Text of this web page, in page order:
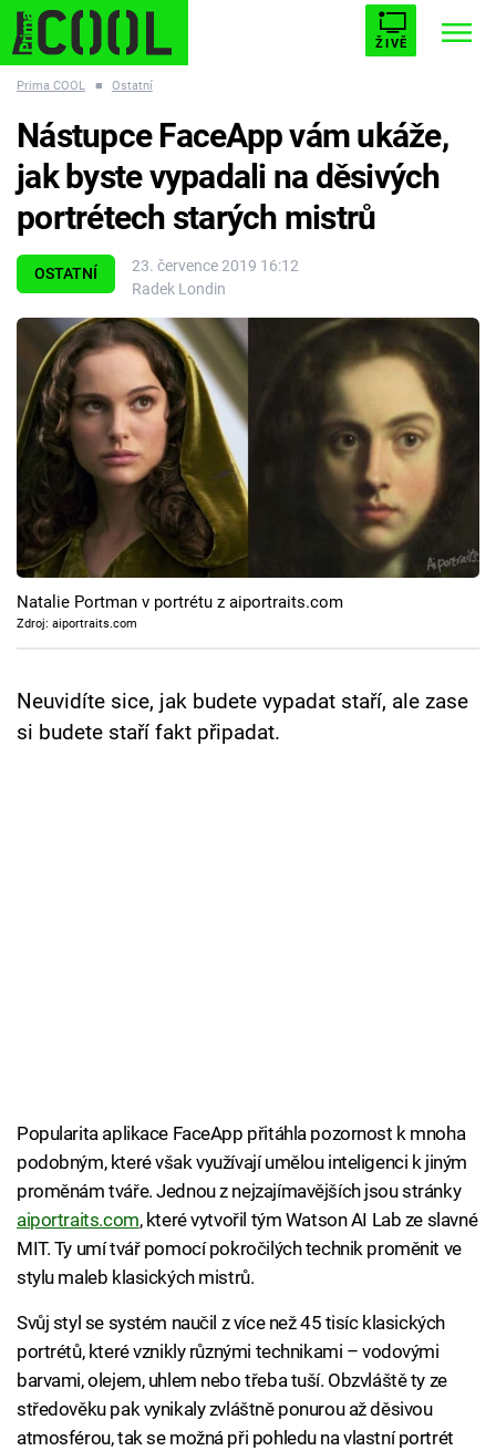
ŽIVĚ
ESCAPE PLNEJ KOTEL AVENGERS 5
Témata
Filmy
Seriály
Hry
Cool Esport
Pořady
TV Program
Prima COOL ■ Ostatní
OSTATNÍ
23. července 2019 16:12
Radek Londin
Nástupce FaceApp vám ukáže,
jak byste vypadali na děsivých
portrétech starých mistrů
Natalie Portman v portrétu z aiportraits.com
Zdroj: aiportraits.com
Neuvidíte sice, jak budete vypadat staří, ale zase
si budete staří fakt připadat.
Popularita aplikace FaceApp přitáhla pozornost k mnoha
podobným, které však využívají umělou inteligenci k jiným
proměnám tváře. Jednou z nejzajímavějších jsou stránky
aiportraits.com, které vytvořil tým Watson AI Lab ze slavné
MIT. Ty umí tvář pomocí pokročilých technik proměnit ve
stylu maleb klasických mistrů.
Svůj styl se systém naučil z více než 45 tisíc klasických
portrétů, které vznikly různými technikami – vodovými
barvami, olejem, uhlem nebo třeba tuší. Obzvláště ty ze
středověku pak vynikaly zvláštně ponurou až děsivou
atmosférou, tak se možná při pohledu na vlastní portrét